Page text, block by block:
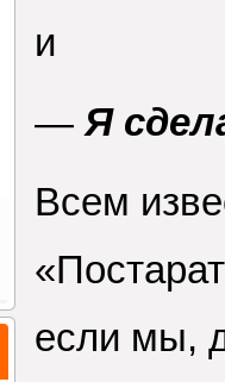
и
— Я
Всем
если мы,